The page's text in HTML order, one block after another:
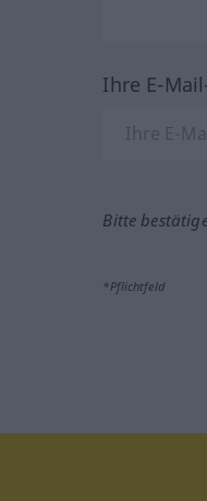
Ihre E-
Bitte
*Pflichtfeld